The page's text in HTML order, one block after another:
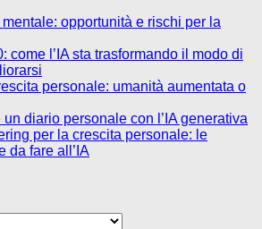
mentale: opportunità e rischi per la
come l’IA sta trasformando il modo di
personale: umanità aumentata o
diario personale con l’IA generativa
per la crescita personale: le
da fare all’IA